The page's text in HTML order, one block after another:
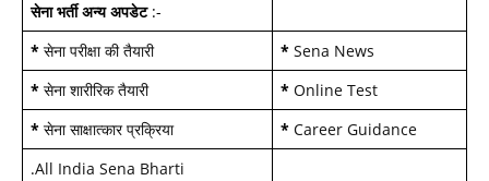
सेना भर्ती अन्य अपडेट:-
* सेना परीक्षा की तैयारी * Sena News
* सेना शारीरिक तैयारी * Online Test
* सेना साक्षात्कार प्रक्रिया * Career Guidance
.All India Sena Bharti